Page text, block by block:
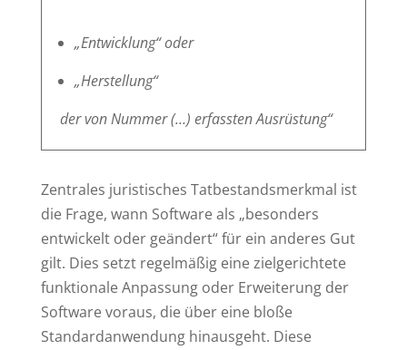
„Entwicklung“ oder
„Herstellung“
der von Nummer (…) erfassten Ausrüstung“
Zentrales juristisches Tatbestandsmerkmal ist
die Frage, wann Software als „besonders
entwickelt oder geändert“ für ein anderes Gut
gilt. Dies setzt regelmäßig eine zielgerichtete
funktionale Anpassung oder Erweiterung der
Software voraus, die über eine bloße
Standardanwendung hinausgeht. Diese